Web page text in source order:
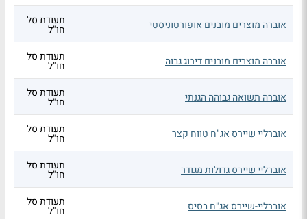
אוברה מוצרים מובנים אופורטוניסטי תעודת סל
חו"ל
אוברה מוצרים מובנים דירוג גבוה תעודת סל
חו"ל
אוברה תשואה גבוהה הגנתי תעודת סל
חו"ל
אוברליי שיירס אג"ח טווח קצר תעודת סל
חו"ל
אוברליי שיירס גדולות מגודר תעודת סל
חו"ל
אוברליי-שיירס אג"ח בסיס תעודת סל
חו"ל